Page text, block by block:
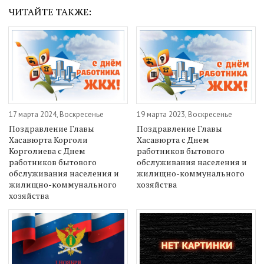
ЧИТАЙТЕ ТАКЖЕ:
17 марта 2024, Воскресенье
Поздравление Главы
Хасавюрта Корголи
Корголиева с Днем
работников бытового
обслуживания населения и
жилищно-коммунального
хозяйства
19 марта 2023, Воскресенье
Поздравление Главы
Хасавюрта с Днем
работников бытового
обслуживания населения и
жилищно-коммунального
хозяйства